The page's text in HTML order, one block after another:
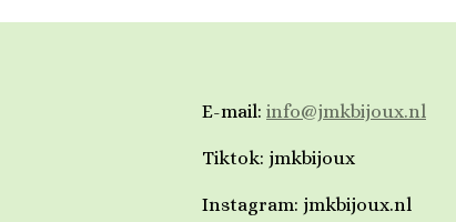
E-mail: info@jmkbijoux.nl
Tiktok: jmkbijoux
Instagram: jmkbijoux.nl